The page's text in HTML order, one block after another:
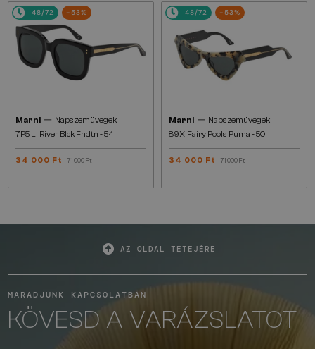
48/72 -53%
Marni — Napszemüvegek
7P5 Li River Blck Fndtn - 54
34 000 Ft 71 000 Ft
48/72 -53%
Marni — Napszemüvegek
89X Fairy Pools Puma - 50
34 000 Ft 71 000 Ft
AZ OLDAL TETEJÉRE
MARADJUNK KAPCSOLATBAN
KÖVESD A VARÁZSLATOT